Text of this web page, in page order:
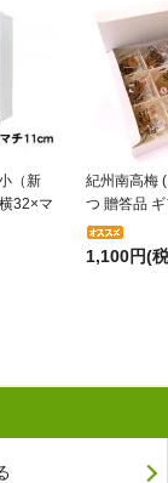
（新
32×マ
紀州南高梅
つ 贈答品
1,100円(